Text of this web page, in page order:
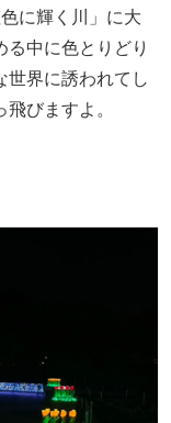
に輝く川」に大
中に色とりどり
世界に誘われてし
びますよ。